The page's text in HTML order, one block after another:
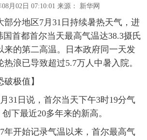
视频 彩票 食品
健康 信息化 数据
公益 军事 无人机
摄影 新华广播
新华电视英文
08月02日 07:10:01 来源： 新华网
分地区7月31日持续暑热天气，进
国首都首尔当天最高气温达38.3摄氏
来的第二高温。日本政府同一天发
浪已导致超过5.7万人中暑入院。
极值】
日说，首尔当天下午3时19分气
下最近20多年来的新高。
开始记录气温以来，首尔最高气